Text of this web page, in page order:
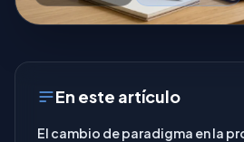
En este artículo
El cambio de paradigma en la